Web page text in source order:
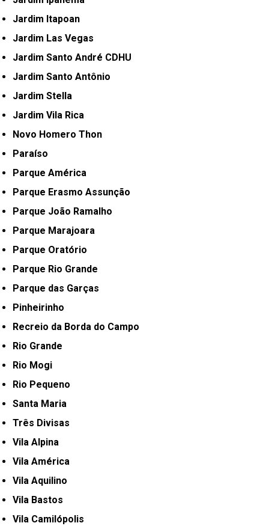
Jardim Itapoan
Jardim Las Vegas
Jardim Santo André CDHU
Jardim Santo Antônio
Jardim Stella
Jardim Vila Rica
Novo Homero Thon
Paraíso
Parque América
Parque Erasmo Assunção
Parque João Ramalho
Parque Marajoara
Parque Oratório
Parque Rio Grande
Parque das Garças
Pinheirinho
Recreio da Borda do Campo
Rio Grande
Rio Mogi
Rio Pequeno
Santa Maria
Três Divisas
Vila Alpina
Vila América
Vila Aquilino
Vila Bastos
Vila Camilópolis